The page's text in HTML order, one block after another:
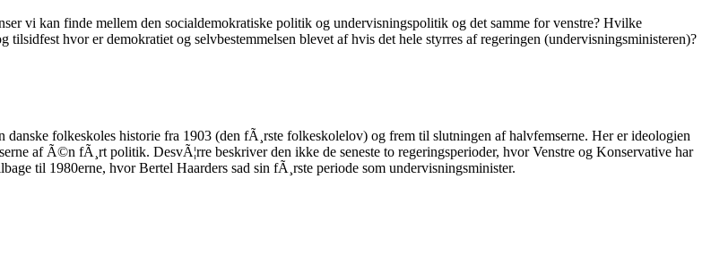
vi kan finde mellem den socialdemokratiske politik og undervisningspolitik og det samme for venstre? Hvilke
hvor er demokratiet og selvbestemmelsen blevet af hvis det hele styrres af regeringen (undervisningsministeren)?
folkeskoles historie fra 1903 (den fÃ¸rste folkeskolelov) og frem til slutningen af halvfemserne. Her er ideologien
af Ã©n fÃ¸rt politik. DesvÃ¦rre beskriver den ikke de seneste to regeringsperioder, hvor Venstre og Konservative har
til 1980erne, hvor Bertel Haarders sad sin fÃ¸rste periode som undervisningsminister.